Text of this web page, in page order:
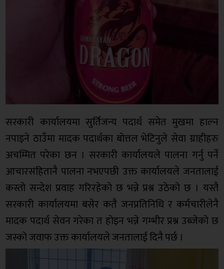
सरकारी कार्यालयमा सुर्तिजन्य पदार्थ समेत मुखमा हाल्न
नपाइने ठाउँमा मादक पदार्थका बोत्तल भेटिनुले सेवा ग्राहीहरु
अचम्मित परेका छन । सरकारी कार्यालयले पालना गर्नु पर्ने
आचारसंहितानै पालना नभएपछी उक्त कार्यालयले जनतालाई
कस्तो सन्देश प्रवाह गरिरहेको छ भन्ने प्रश्न उठेको छ । यस्तै
सरकारी कार्यालयमा बसेर कतै जनप्रतिनिधि र कर्मचारीलेनै
मादक पदार्थ सेवन गरेका त होइन भन्ने गम्भीर प्रश्न उब्जेको छ
जस्को जवाफ उक्त कार्यालयले जनतालाई दिनै पर्छ ।